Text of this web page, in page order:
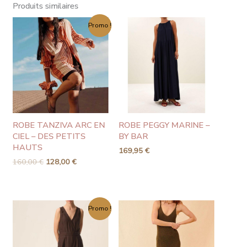
Produits similaires
Promo !
ROBE TANZIVA ARC EN
CIEL – DES PETITS
HAUTS
160,00€
Le
prix
initial
était :
160,00 €.
128,00 €
prix
actuel
est :
128,00 €.
ROBE PEGGY MARINE –
BY BAR
169,95 €
Promo !
prix
initial
était :
195,00 €.
Le
prix
actuel
est :
136,50 €.